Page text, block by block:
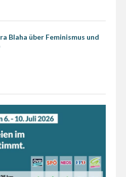
Blaha über Feminismus und